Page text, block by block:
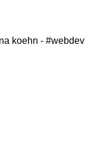
koehn - #webdev